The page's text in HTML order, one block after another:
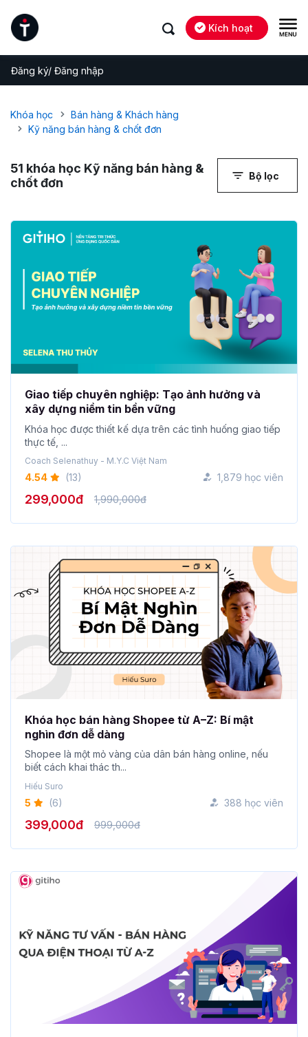
Kích hoạt
Đăng ký/ Đăng nhập
Khóa học
Bán hàng & Khách hàng
Kỹ năng bán hàng & chốt đơn
51 khóa học Kỹ năng bán hàng &
chốt đơn
Bộ lọc
Giao tiếp chuyên nghiệp: Tạo ảnh hưởng và
xây dựng niềm tin bền vững
Khóa học được thiết kế dựa trên các tình huống giao tiếp
thực tế, ...
Coach Selenathuy - M.Y.C Việt Nam
4.54 (13) 1,879 học viên
299,000đ 1,990,000đ
Khóa học bán hàng Shopee từ A–Z: Bí mật
nghìn đơn dễ dàng
Shopee là một mỏ vàng của dân bán hàng online, nếu
biết cách khai thác th...
Hiếu Suro
5 (6) 388 học viên
399,000đ 999,000đ